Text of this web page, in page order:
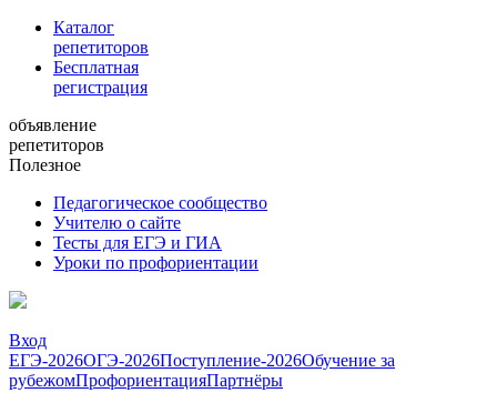
Каталог
репетиторов
Бесплатная
регистрация
объявление
репетиторов
Полезное
Педагогическое сообщество
Учителю о сайте
Тесты для ЕГЭ и ГИА
Уроки по профориентации
Вход
ЕГЭ-2026ОГЭ-2026Поступление-2026Обучение за
рубежомПрофориентацияПартнёры